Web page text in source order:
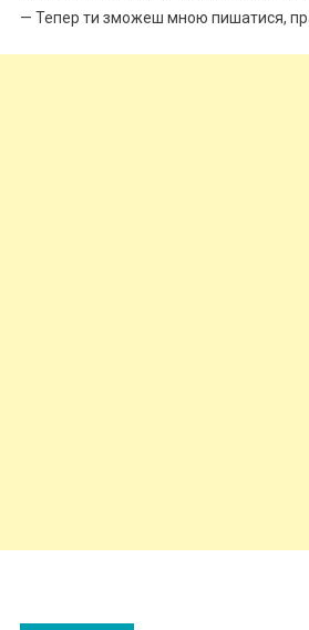
— Тепер ти зможеш мною пишатися,